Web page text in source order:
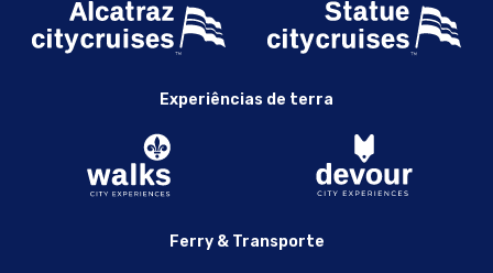
Experiências de terra
Ferry & Transporte